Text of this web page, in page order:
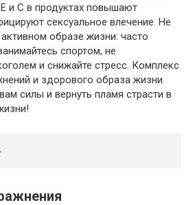
и C в продуктах повышают
сексуальное влечение. Не
образе жизни: часто
спортом, не
и снижайте стресс. Комплекс
и здорового образа жизни
силы и вернуть пламя страсти в